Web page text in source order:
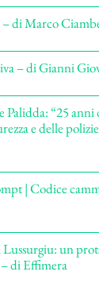
– di Marco
– di Gianni
Palidda: “25
e delle
| Codice
Lussurgiu: un
di Effimera